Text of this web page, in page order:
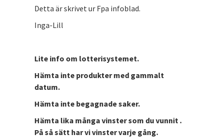
Detta är skrivet ur Fpa infoblad.
Inga-Lill
Lite info om lotterisystemet.
Hämta inte produkter med gammalt
datum.
Hämta inte begagnade saker.
Hämta lika många vinster som du vunnit .
På så sätt har vi vinster varje gång.